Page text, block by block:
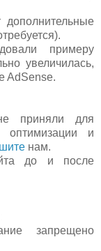
примеру
увеличилась,
AdSense.
приняли для
оптимизации и
нам.
до и после
запрещено